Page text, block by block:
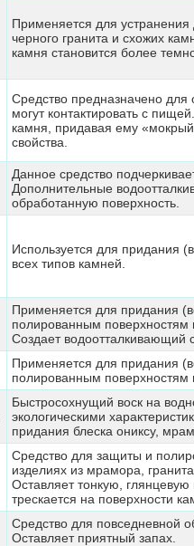
Применяется для
черного гранита и схожих
камня становится более
Средство предназначено для
могут контактировать с
камня, придавая ему
свойства.
Данное средство
Дополнительные
обработанную поверхность.
Используется для придания
всех типов камней.
Применяется для придания
полированным поверхностям
Создает водоотталкивающий
Применяется для придания
полированным поверхностям
Быстросохнущий воск на
экологическими
придания блеска ониксу,
Средство для защиты и
изделиях из мрамора,
Оставляет тонкую,
трескается на поверхности
Средство для повседневной
Оставляет приятный запах.